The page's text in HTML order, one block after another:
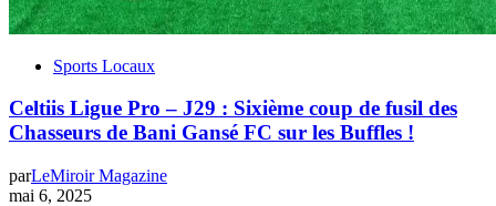
Sports Locaux
Celtiis Ligue Pro – J29 : Sixième coup de fusil des
Chasseurs de Bani Gansé FC sur les Buffles !
parLeMiroir Magazine
mai 6, 2025